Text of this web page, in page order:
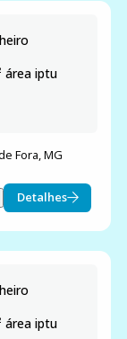
área iptu
Fora, MG
Detalhes
área iptu